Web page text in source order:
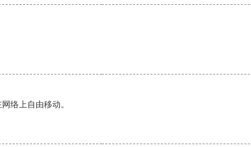
络上自由移动。